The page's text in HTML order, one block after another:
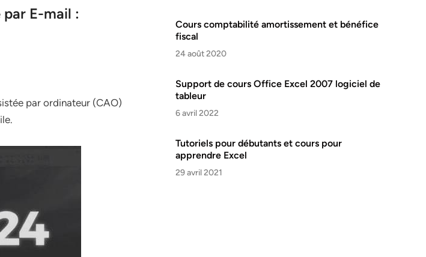
E-mail :
par ordinateur (CAO)
Cours comptabilité amortissement et bénéfice
fiscal
24 août 2020
Support de cours Office Excel 2007 logiciel de
tableur
6 avril 2022
Tutoriels pour débutants et cours pour
apprendre Excel
29 avril 2021